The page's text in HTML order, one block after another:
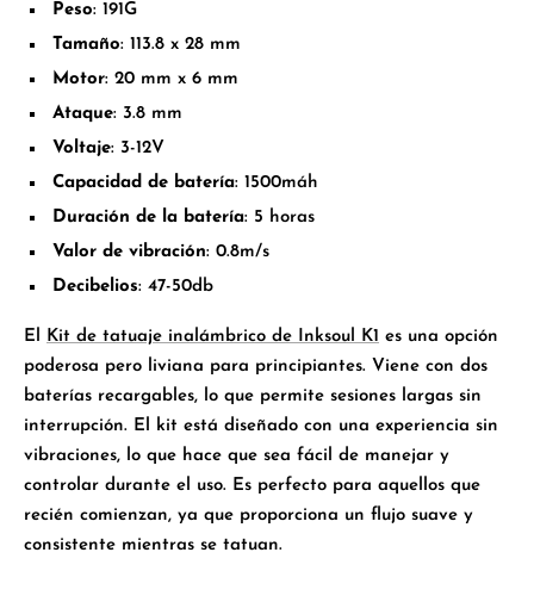
Peso: 191G
Tamaño: 113.8 x 28 mm
Motor: 20 mm x 6 mm
Ataque: 3.8 mm
Voltaje: 3-12V
Capacidad de batería: 1500máh
Duración de la batería: 5 horas
Valor de vibración: 0.8m/s
Decibelios: 47-50db
El Kit de tatuaje inalámbrico de Inksoul K1 es una opción
poderosa pero liviana para principiantes. Viene con dos
baterías recargables, lo que permite sesiones largas sin
interrupción. El kit está diseñado con una experiencia sin
vibraciones, lo que hace que sea fácil de manejar y
controlar durante el uso. Es perfecto para aquellos que
recién comienzan, ya que proporciona un flujo suave y
consistente mientras se tatuan.